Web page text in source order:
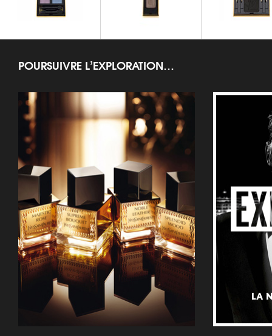
Y FACETTES PALETTE Ombres Solo Ombres Duo
POURSUIVRE L’EXPLORATION…